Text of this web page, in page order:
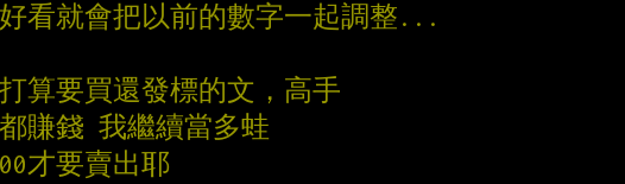
看就會把以前的數字一起調整...
算要買還發標的文，高手
賺錢 我繼續當多蛙
才要賣出耶